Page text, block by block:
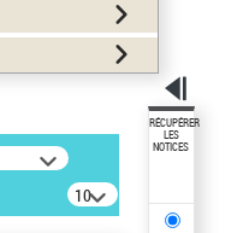
10
résultats/page
RÉCUPÉRER
LES
NOTICES